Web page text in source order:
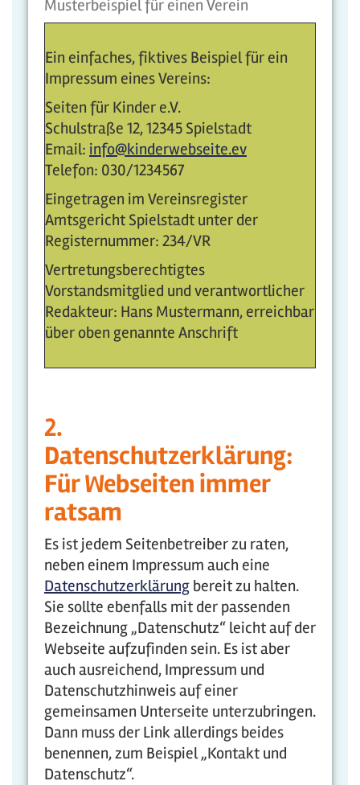
Ein einfaches, fiktives Beispiel für ein
Impressum eines Vereins:
Seiten für Kinder e.V.
Schulstraße 12, 12345 Spielstadt
Email: info@kinderwebseite.ev
Telefon: 030/1234567
Eingetragen im Vereinsregister
Amtsgericht Spielstadt unter der
Registernummer: 234/VR
Vertretungsberechtigtes
Vorstandsmitglied und verantwortlicher
Redakteur: Hans Mustermann, erreichbar
über oben genannte Anschrift
Musterbeispiel für einen Verein
2.
Datenschutzerklärung:
Für Webseiten immer
ratsam
Es ist jedem Seitenbetreiber zu raten,
neben einem Impressum auch eine
Datenschutzerklärung bereit zu halten.
Sie sollte ebenfalls mit der passenden
Bezeichnung „Datenschutz“ leicht auf der
Webseite aufzufinden sein. Es ist aber
auch ausreichend, Impressum und
Datenschutzhinweis auf einer
gemeinsamen Unterseite unterzubringen.
Dann muss der Link allerdings beides
benennen, zum Beispiel „Kontakt und
Datenschutz“.